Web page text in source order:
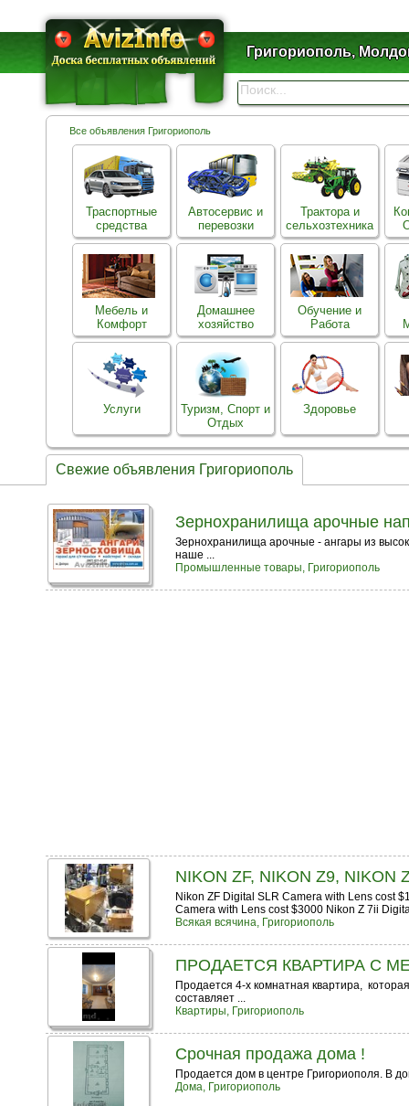
Григориополь,
Все объявления Григориополь
Траспортные
средства
Автосервис и
перевозки
Трактора и
сельхозтехника
Мебель и
Комфорт
Домашнее
хозяйство
Обучение и
Работа
Услуги
Туризм, Спорт и
Отдых
Здоровье
Свежие объявления Григориополь
Зернохранилища арочные
Зернохранилища арочные - ангары из
наше ...
Промышленные товары, Григориополь
NIKON ZF, NIKON Z9, NIKON
Nikon ZF Digital SLR Camera with Lens cost
Camera with Lens cost $3000 Nikon Z 7ii
Всякая всячина, Григориополь
ПРОДАЕТСЯ​ КВАРТИРА​ С​
Продается 4-х комнатная​ квартира,
составляет ...
Квартиры, Григориополь
Срочная продажа дома !
Продается дом в центре Григориополя. В
Дома, Григориополь